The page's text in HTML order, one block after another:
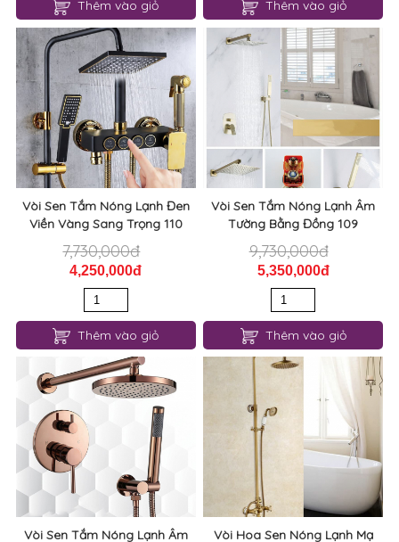
Thêm vào giỏ Thêm vào giỏ
Vòi Sen Tắm Nóng Lạnh Đen
Viền Vàng Sang Trọng 110
7,730,000đ
4,250,000đ
Thêm vào giỏ
Vòi Sen Tắm Nóng Lạnh Âm
Tường Bằng Đồng 109
9,730,000đ
5,350,000đ
Thêm vào giỏ
Vòi Sen Tắm Nóng Lạnh Âm
Vòi Hoa Sen Nóng Lạnh Mạ